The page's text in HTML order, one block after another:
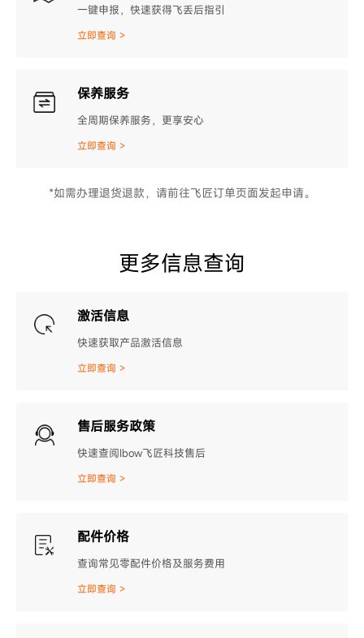
一键申报，快速获得飞丢后指引
立即查询 >
保养服务
全周期保养服务，更享安心
立即查询 >
*如需办理退货退款，请前往飞匠订单页面发起申请。
更多信息查询
激活信息
快速获取产品激活信息
立即查询 >
售后服务政策
快速查阅Ibow飞匠科技售后
立即查询 >
配件价格
查询常见零配件价格及服务费用
立即查询 >